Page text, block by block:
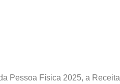
Pessoa Física 2025, a Receita